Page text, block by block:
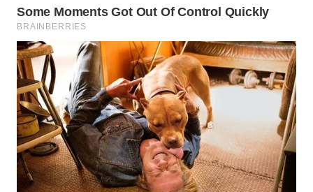
TIMUR
WN
SEMARANG
WN
SOLO
WN
BOROBUDUR